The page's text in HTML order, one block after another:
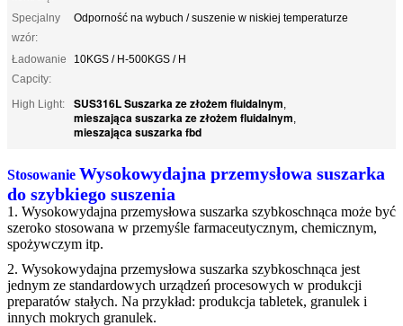
Specjalny
wzór:
Odporność na wybuch / suszenie w niskiej temperaturze
Ładowanie
Capcity:
10KGS / H-500KGS / H
High Light: SUS316L Suszarka ze złożem fluidalnym,
mieszająca suszarka ze złożem fluidalnym,
mieszająca suszarka fbd
Stosowanie Wysokowydajna przemysłowa suszarka
do szybkiego suszenia
1. Wysokowydajna przemysłowa suszarka szybkoschnąca może być
szeroko stosowana w przemyśle farmaceutycznym, chemicznym,
spożywczym itp.
2. Wysokowydajna przemysłowa suszarka szybkoschnąca jest
jednym ze standardowych urządzeń procesowych w produkcji
preparatów stałych. Na przykład: produkcja tabletek, granulek i
innych mokrych granulek.